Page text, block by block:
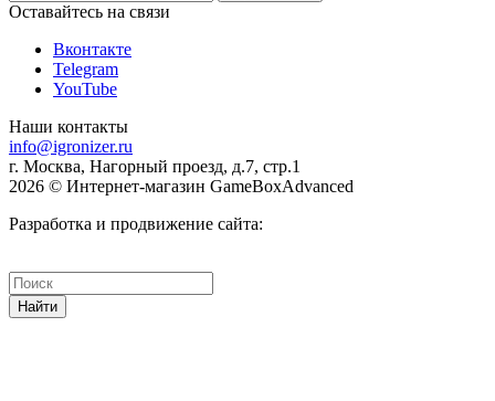
Оставайтесь на связи
Вконтакте
Telegram
YouTube
Наши контакты
info@igronizer.ru
г. Москва, Нагорный проезд, д.7, стр.1
2026 © Интернет-магазин GameBoxAdvanced
Разработка и продвижение сайта:
Найти